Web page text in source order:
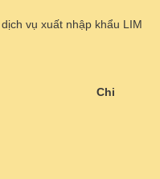
vụ xuất nhập khẩu LIM
Chi